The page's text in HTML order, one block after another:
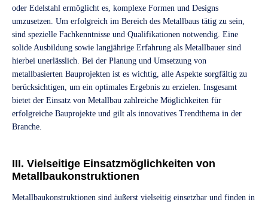
oder Edelstahl ermöglicht es, komplexe Formen und Designs
umzusetzen. Um erfolgreich im Bereich des Metallbaus tätig zu sein,
sind spezielle Fachkenntnisse und Qualifikationen notwendig. Eine
solide Ausbildung sowie langjährige Erfahrung als Metallbauer sind
hierbei unerlässlich. Bei der Planung und Umsetzung von
metallbasierten Bauprojekten ist es wichtig, alle Aspekte sorgfältig zu
berücksichtigen, um ein optimales Ergebnis zu erzielen. Insgesamt
bietet der Einsatz von Metallbau zahlreiche Möglichkeiten für
erfolgreiche Bauprojekte und gilt als innovatives Trendthema in der
Branche.
III. Vielseitige Einsatzmöglichkeiten von
Metallbaukonstruktionen
Metallbaukonstruktionen sind äußerst vielseitig einsetzbar und finden in